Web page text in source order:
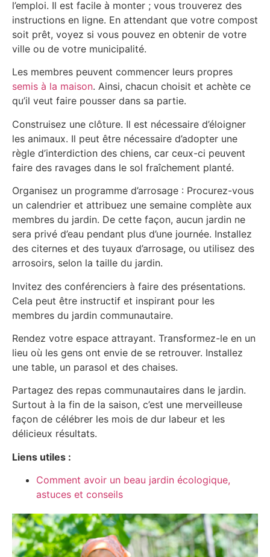
l’emploi. Il est facile à monter ; vous trouverez des
instructions en ligne. En attendant que votre compost
soit prêt, voyez si vous pouvez en obtenir de votre
ville ou de votre municipalité.
Les membres peuvent commencer leurs propres
semis à la maison. Ainsi, chacun choisit et achète ce
qu’il veut faire pousser dans sa partie.
Construisez une clôture. Il est nécessaire d’éloigner
les animaux. Il peut être nécessaire d’adopter une
règle d’interdiction des chiens, car ceux-ci peuvent
faire des ravages dans le sol fraîchement planté.
Organisez un programme d’arrosage : Procurez-vous
un calendrier et attribuez une semaine complète aux
membres du jardin. De cette façon, aucun jardin ne
sera privé d’eau pendant plus d’une journée. Installez
des citernes et des tuyaux d’arrosage, ou utilisez des
arrosoirs, selon la taille du jardin.
Invitez des conférenciers à faire des présentations.
Cela peut être instructif et inspirant pour les
membres du jardin communautaire.
Rendez votre espace attrayant. Transformez-le en un
lieu où les gens ont envie de se retrouver. Installez
une table, un parasol et des chaises.
Partagez des repas communautaires dans le jardin.
Surtout à la fin de la saison, c’est une merveilleuse
façon de célébrer les mois de dur labeur et les
délicieux résultats.
Liens utiles :
Comment avoir un beau jardin écologique,
astuces et conseils